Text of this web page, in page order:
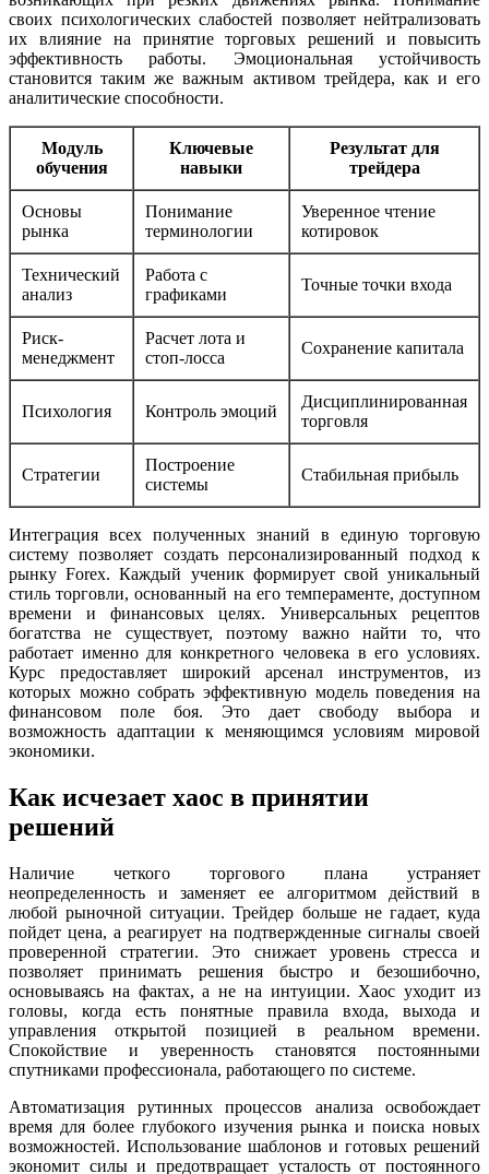
своих психологических слабостей позволяет нейтрализовать
их влияние на принятие торговых решений и повысить
эффективность работы. Эмоциональная устойчивость
становится таким же важным активом трейдера, как и его
аналитические способности.
Модуль
обучения
Ключевые
навыки
Результат для
трейдера
Основы
рынка
Понимание
терминологии
Уверенное чтение
котировок
Технический
анализ
Работа с
графиками
Точные точки входа
Риск-
менеджмент
Расчет лота и
стоп-лосса
Сохранение капитала
Психология Контроль эмоций
Дисциплинированная
торговля
Стратегии
Построение
системы
Стабильная прибыль
Интеграция всех полученных знаний в единую торговую
систему позволяет создать персонализированный подход к
рынку Forex. Каждый ученик формирует свой уникальный
стиль торговли, основанный на его темпераменте, доступном
времени и финансовых целях. Универсальных рецептов
богатства не существует, поэтому важно найти то, что
работает именно для конкретного человека в его условиях.
Курс предоставляет широкий арсенал инструментов, из
которых можно собрать эффективную модель поведения на
финансовом поле боя. Это дает свободу выбора и
возможность адаптации к меняющимся условиям мировой
экономики.
Как исчезает хаос в принятии
решений
Наличие четкого торгового плана устраняет
неопределенность и заменяет ее алгоритмом действий в
любой рыночной ситуации. Трейдер больше не гадает, куда
пойдет цена, а реагирует на подтвержденные сигналы своей
проверенной стратегии. Это снижает уровень стресса и
позволяет принимать решения быстро и безошибочно,
основываясь на фактах, а не на интуиции. Хаос уходит из
головы, когда есть понятные правила входа, выхода и
управления открытой позицией в реальном времени.
Спокойствие и уверенность становятся постоянными
спутниками профессионала, работающего по системе.
Автоматизация рутинных процессов анализа освобождает
время для более глубокого изучения рынка и поиска новых
возможностей. Использование шаблонов и готовых решений
экономит силы и предотвращает усталость от постоянного